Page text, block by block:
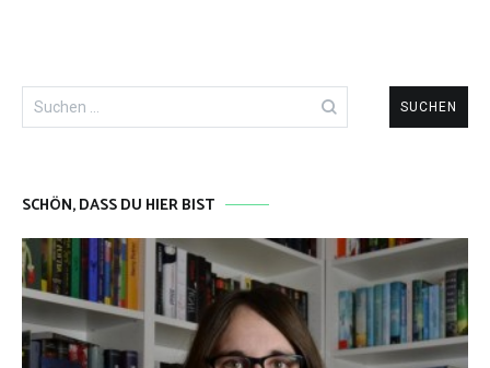
nach:
SCHÖN, DASS DU HIER BIST